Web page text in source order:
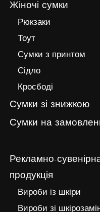
Жіночі сумки
Рюкзаки
Тоут
Сумки з принтом
Сідло
Кросбоді
Сумки зі знижкою
Сумки на
Рекламно-
продукція
Вироби із шкіри
Вироби зі